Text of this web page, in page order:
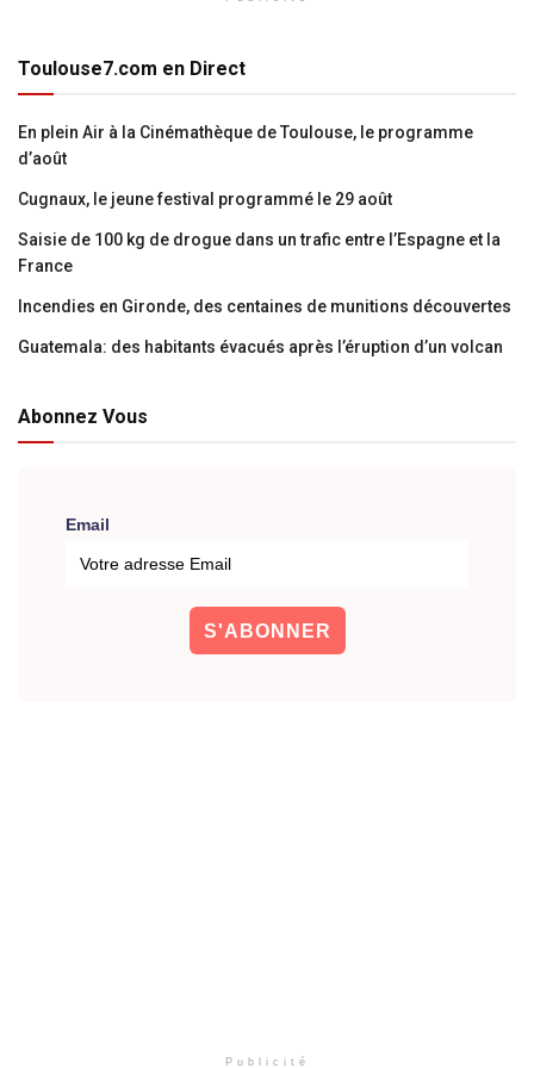
Toulouse7.com en Direct
En plein Air à la Cinémathèque de Toulouse, le programme
d’août
Cugnaux, le jeune festival programmé le 29 août
Saisie de 100 kg de drogue dans un trafic entre l’Espagne et la
France
Incendies en Gironde, des centaines de munitions découvertes
Guatemala: des habitants évacués après l’éruption d’un volcan
Abonnez Vous
Email
Publicité